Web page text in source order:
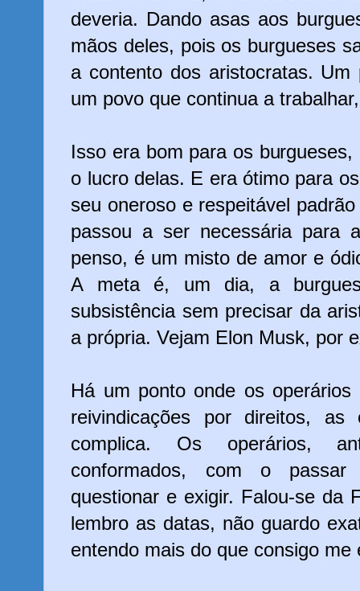
deveria. Dando asas aos
mãos deles, pois os burgueses
a contento dos aristocratas.
um povo que continua a
Isso era bom para os
o lucro delas. E era ótimo para
seu oneroso e respeitável
passou a ser necessária para
penso, é um misto de amor e
A meta é, um dia, a
subsistência sem precisar da
a própria. Vejam Elon Musk, por
Há um ponto onde os
reivindicações por direitos,
complica. Os operários,
conformados, com o
questionar e exigir. Falou-se da
lembro as datas, não guardo
entendo mais do que consigo me